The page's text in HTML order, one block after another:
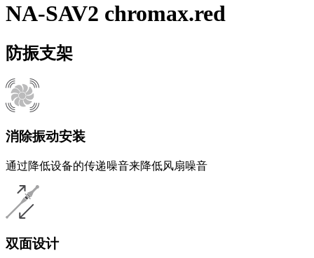
NA-SAV2 chromax.red
防振支架
消除振动安装
通过降低设备的传递噪音来降低风扇噪音
双面设计